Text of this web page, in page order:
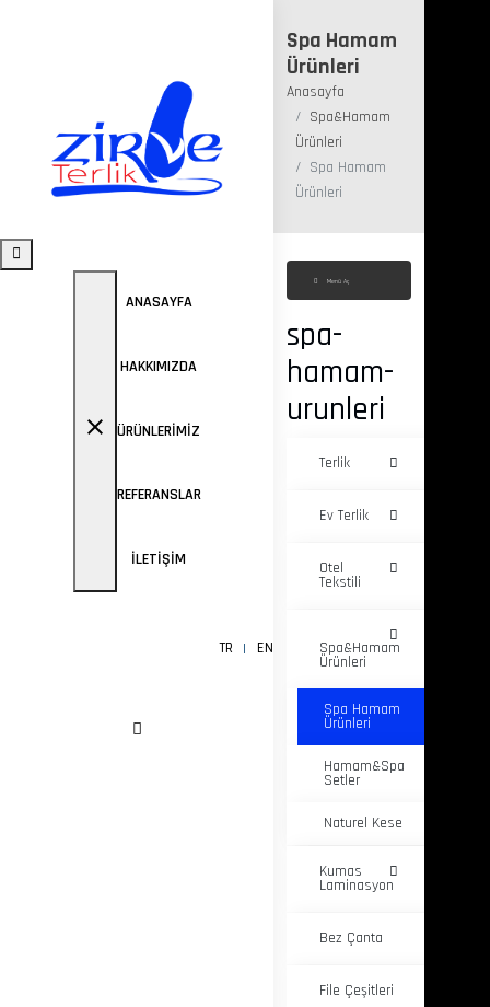
close
ANASAYFA
HAKKIMIZDA
ÜRÜNLERIMIZ
REFERANSLAR
İLETIŞIM
TR EN
Spa Hamam
Ürünleri
Anasayfa
Spa&Hamam
Ürünleri
Spa Hamam
Ürünleri
Menü Aç
spa-
hamam-
urunleri
Terlik
Ev Terlik
Otel
Tekstili
Spa&Hamam
Ürünleri
Spa Hamam
Ürünleri
Hamam&Spa
Setler
Naturel Kese
Kumas
Laminasyon
Bez Çanta
File Çeşitleri